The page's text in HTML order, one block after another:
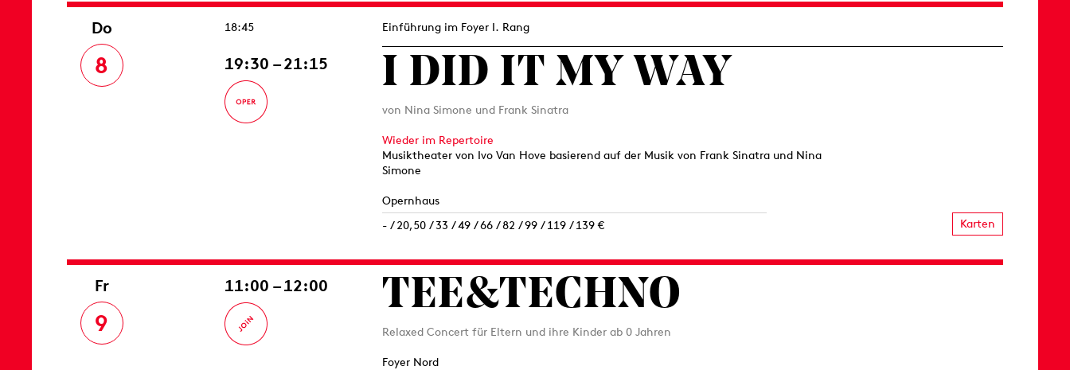
Do
8
18:45 Einführung im Foyer I. Rang
19:30 – 21:15 I DID IT MY WAY
von Nina Simone und Frank Sinatra
Wieder im Repertoire
Musiktheater von Ivo Van Hove basierend auf der Musik von Frank Sinatra und Nina
Simone
Opernhaus
- / 20,50 / 33 / 49 / 66 / 82 / 99 / 119 / 139 €
Karten
Fr
9
11:00 – 12:00 TEE&TECHNO
Relaxed Concert für Eltern und ihre Kinder ab 0 Jahren
Foyer Nord